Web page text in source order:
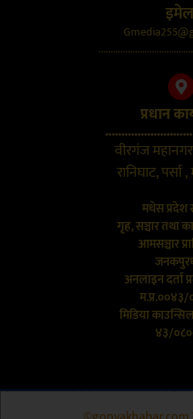
प्रधान
वीरगंज
रानिघाट,
मधेस प्रदेश
गृह, सञ्चार तथा
आमसञ्चार
अनलाइन दर्ता
मिडिया
४३/